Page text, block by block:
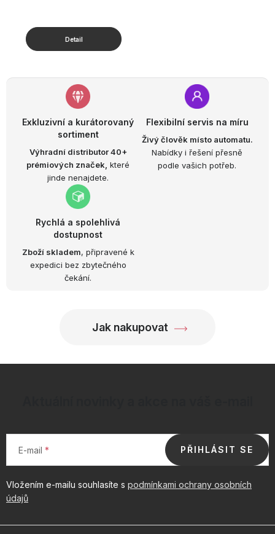
Exkluzivní a kurátorovaný
sortiment
Výhradní distributor 40+
prémiových značek, které
jinde nenajdete.
Flexibilní servis na míru
Živý člověk místo automatu.
Nabídky i řešení přesně
podle vašich potřeb.
Rychlá a spolehlivá
dostupnost
Zboží skladem, připravené k
expedici bez zbytečného
čekání.
Jak nakupovat
E-mail
Vložením e-mailu souhlasíte s podmínkami ochrany osobních
údajů
PŘIHLÁSIT SE
á